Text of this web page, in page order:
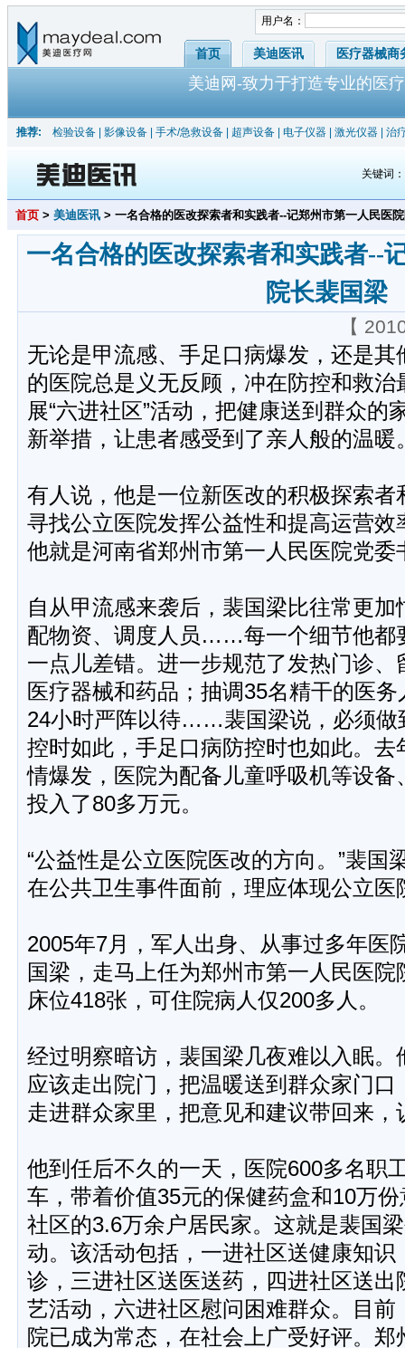
用户名：
首页 美迪医讯 医疗器械商
美迪网-致力于打造专业的医
推荐: 检验设备 影像设备 手术/急救设备 超声设备 电子仪器 激光仪器 治
关键词
首页 > 美迪医讯 > 一名合格的医改探索者和实践者--记郑州市第一人民医
一名合格的医改探索者和实践者--
院长裴国梁
【
无论是甲流感、手足口病爆发，还是
的医院总是义无反顾，冲在防控和救
展“六进社区”活动，把健康送到群众的
新举措，让患者感受到了亲人般的温暖
有人说，他是一位新医改的积极探索
寻找公立医院发挥公益性和提高运营
他就是河南省郑州市第一人民医院党委
自从甲流感来袭后，裴国梁比往常更
配物资、调度人员……每一个细节他都
一点儿差错。进一步规范了发热门诊
医疗器械和药品；抽调35名精干的医
24小时严阵以待……裴国梁说，必须做
控时如此，手足口病防控时也如此。
情爆发，医院为配备儿童呼吸机等设
投入了80多万元。
“公益性是公立医院医改的方向。”裴国
在公共卫生事件面前，理应体现公立医
2005年7月，军人出身、从事过多年医
国梁，走马上任为郑州市第一人民医
床位418张，可住院病人仅200多人。
经过明察暗访，裴国梁几夜难以入眠
应该走出院门，把温暖送到群众家门
走进群众家里，把意见和建议带回来，
他到任后不久的一天，医院600多名职
车，带着价值35元的保健药盒和10万
社区的3.6万余户居民家。这就是裴国
动。该活动包括，一进社区送健康知识
诊，三进社区送医送药，四进社区送
艺活动，六进社区慰问困难群众。目前
院已成为常态，在社会上广受好评。